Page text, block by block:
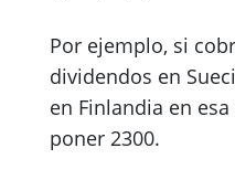
Por ejemplo, si
dividendos en
en Finlandia en
poner 2300.